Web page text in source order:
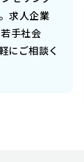
求人企業
手社会
にご相談く